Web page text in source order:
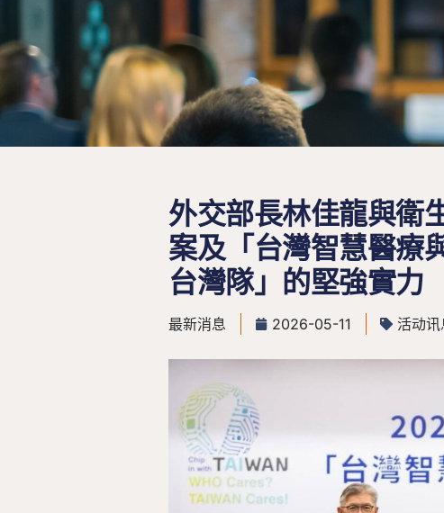
外交部長林佳龍與衛
案及「台灣智慧醫療
台灣隊」的堅強實力
最新消息 2026-05-11 活动讯